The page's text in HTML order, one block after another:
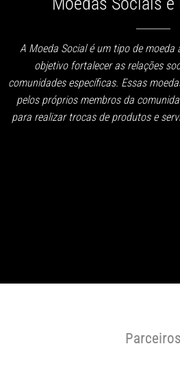
A Moeda Social é um tipo de
objetivo fortalecer as relações
comunidades específicas. Essas
pelos próprios membros da
para realizar trocas de produtos e
Parceiros